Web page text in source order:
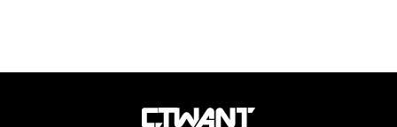
曆5月結束後，將紅包袋丟棄，就有機會避免無端的災厄發